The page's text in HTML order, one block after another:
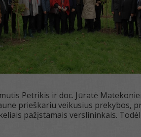
Petrikis ir doc. Jūratė
prieškariu veikusius prekybos,
pažįstamais verslininkais.